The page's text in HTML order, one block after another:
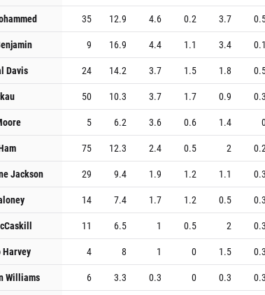
35 12.9 4.6 0.2 3.7
9 16.9 4.4 1.1 3.4 0.1
Davis
24 14.2 3.7 1.5 1.8
50 10.3 3.7 1.7 0.9 0.3
5 6.2 3.6 0.6 1.4
75 12.3 2.4 0.5 2
Jackson
29 9.4 1.9 1.2 1.1 0.3
14 7.4 1.7 1.2 0.5 0.3
11 6.5 1 0.5 2 0.3
4 8 1 0 1.5 0.3
Williams
6 3.3 0.3 0 0.3 0.3